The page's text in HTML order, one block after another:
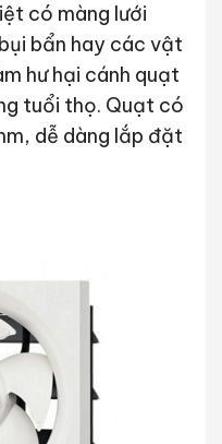
có màng lưới
bẩn hay các vật
hư hại cánh quạt
tuổi thọ. Quạt có
dễ dàng lắp đặt